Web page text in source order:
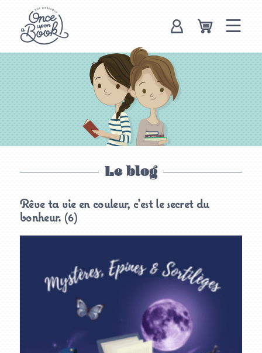
Le blog
Rêve ta vie en couleur, c’est le secret du
bonheur. (6)